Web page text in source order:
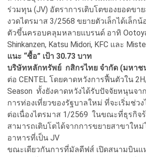
ร่วมทุน (JV) อัตราการเติบโตของยอดขาย
งวดไตรมาส 3/2568 ขยายตัวเล็กได้เล็กน้
ตัวขึ้นครอบคลุมหลายแบรนด์ อาทิ
Shinkanzen, Katsu Midori, KFC และ
แนะ “ซื้อ” เป้า 30.73 บาท
บริษัทหลักทรัพย์ กสิกรไทย จำกัด (มหาช
ต่อ CENTEL โดยคาดหวังการฟื้นตัวใน
Season ทั้งยังคาดหวังได้รับปัจจัยหนุนจ
การท่องเที่ยวของรัฐบาลใหม่ ที่จะเริ่มช่ว
ต่อเนื่องไตรมาส 1/2569 ในขณะที่ธุรกิจ
สามารถเติบโตได้จากการขยายสาขาใหม่
อาหารที่เป็น JV
ขณะเดียวกันการที่มัลดีฟส์ เปิดสนามบินแ